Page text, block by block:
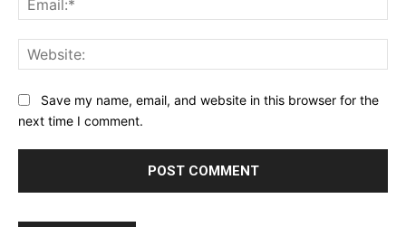
Save my name, email, and website in this browser for the
next time I comment.